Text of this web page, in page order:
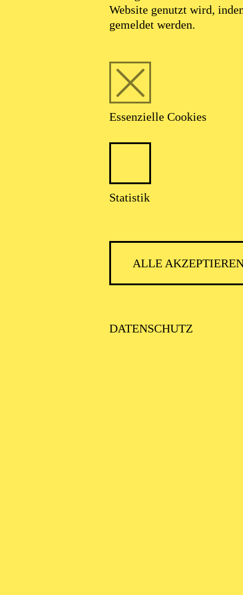
Website genutzt wird,
gemeldet werden.
Essenzielle Cookies
Statistik
ALLE
DATENSCHUTZ
AALTO MUSIKTHEATER